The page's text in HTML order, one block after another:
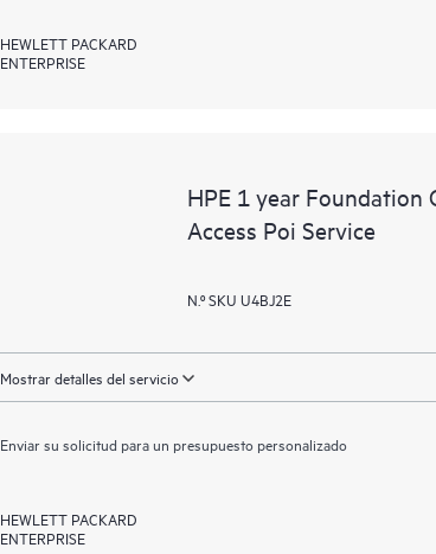
HEWLETT PACKARD
ENTERPRISE
HPE 1 year Foundation
Access Poi Service
N.º SKU U4BJ2E
Mostrar detalles del servicio
Enviar su solicitud para un presupuesto personalizado
HEWLETT PACKARD
ENTERPRISE